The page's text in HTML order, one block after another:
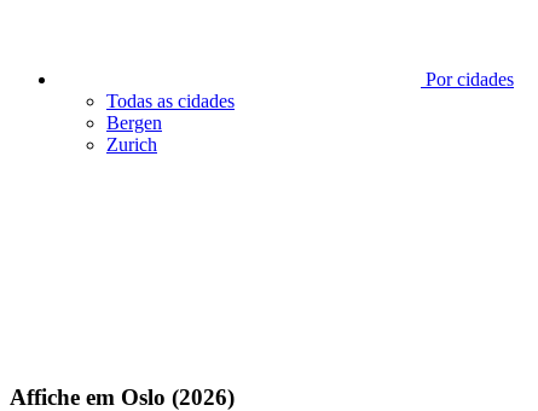
Por cidades
Todas as cidades
Bergen
Zurich
Affiche em Oslo (2026)